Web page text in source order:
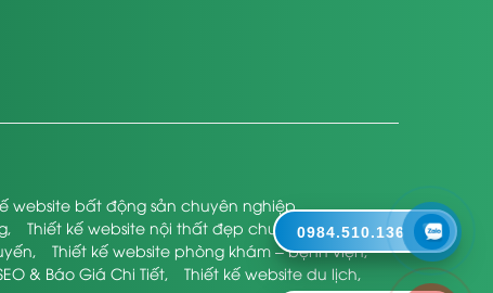
website bất động sản chuyên nghiệp,
, Thiết kế website nội thất đẹp chuyên nghiệp,
, Thiết kế website phòng khám – bệnh viện,
& Báo Giá Chi Tiết, Thiết kế website du lịch,
0984.510.136